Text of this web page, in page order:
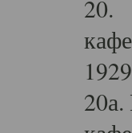
20.